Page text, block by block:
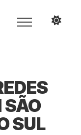
SÃO
SUL